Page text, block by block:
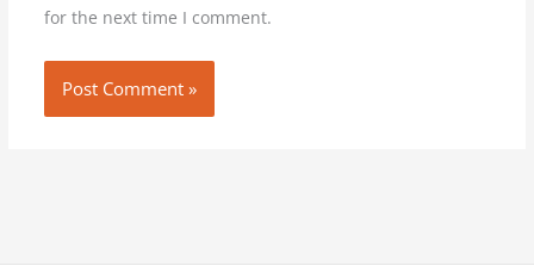
for the next time I comment.